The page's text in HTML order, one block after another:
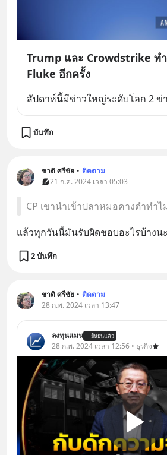
Trump และ Crowdstrike ท
Fluke อีกครั้ง
สัปดาห์นี้มีข่าวใหญ่ระดับโลก 2 ข่
บันทึก
ชาติ ศรีชัย • ติดตาม
21 ก.ค. 2024 เวลา 05:03
CP เขานำเข้าปลาหมอคางดำทำไ
แล้วทุกวันนี้มันรับผิดชอบอะไรบ้างนะ
2 บันทึก
ชาติ ศรีชัย • ติดตาม
28 ก.พ. 2024 เวลา 13:47
ลงทุนแมน ยืนยันแล้ว
28 ก.พ. 2024 เวลา 12:56 • ธุรกิจ